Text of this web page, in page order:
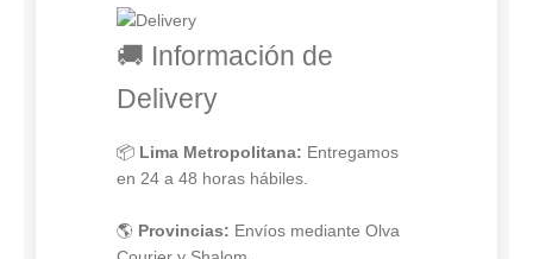
🚚 Información de
Delivery
📦 Lima Metropolitana: Entregamos
en 24 a 48 horas hábiles.
🌎 Provincias: Envíos mediante Olva